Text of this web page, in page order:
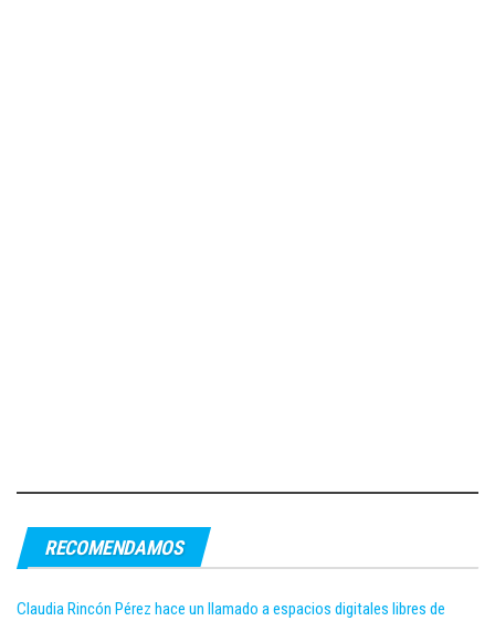
RECOMENDAMOS
Claudia Rincón Pérez hace un llamado a espacios digitales libres de